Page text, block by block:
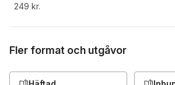
249 kr.
Fler format och utgåvor